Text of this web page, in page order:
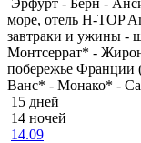
море, отель H-TOP
завтраки и ужины -
Монтсеррат* -
побережье Франции
Ванс* - Монако* -
15 дней
14 ночей
14.09